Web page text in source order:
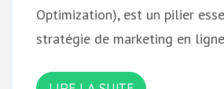
Optimization), est un pilier
stratégie de marketing en